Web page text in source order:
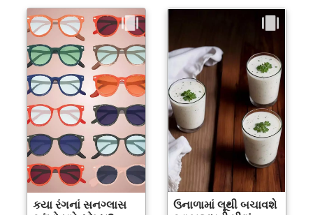
કયા રંગનાં સનગ્લાસ
ઉનાળામાં લૂથી બચાવશે